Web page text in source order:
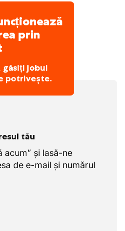
ENGai siguranța muncii,
frumoase pe care
împreună cu
din beton solid,
și elemente
fundații.
prin
găsiți jobul
potrivește.
tău
acum” și lasă-ne
de e-mail și numărul